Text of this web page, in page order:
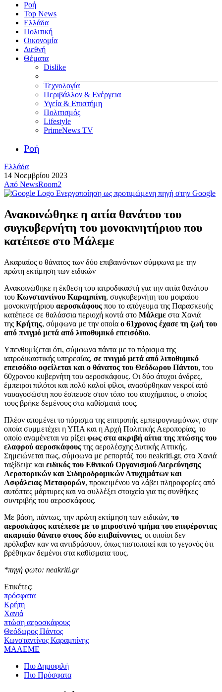
Ροή
Top News
Ελλάδα
Πολιτική
Οικονομία
Διεθνή
Θέματα
Dislike
Τεχνολογία
Περιβάλλον & Ενέργεια
Υγεία & Επιστήμη
Πολιτισμός
Lifestyle
PrimeNews TV
Ροή
Ελλάδα
14 Νοεμβρίου 2023
Από NewsRoom2
Ενεργοποίηση ως προτιμώμενη πηγή στην Google
Ανακοινώθηκε η αιτία θανάτου του
συγκυβερνήτη του μονοκινητήριου που
κατέπεσε στο Μάλεμε
Ακαριαίος ο θάνατος των δύο επιβαινόντων σύμφωνα με την
πρώτη εκτίμηση των ειδικών
Ανακοινώθηκε η έκθεση του ιατροδικαστή για την αιτία θανάτου
του Κωνσταντίνου Καραμπίνη, συγκυβερνήτη του μοιραίου
μονοκινητήριου αεροσκάφους που το απόγευμα της Παρασκευής
κατέπεσε σε θαλάσσια περιοχή κοντά στο Μάλεμε στα Χανιά
της Κρήτης, σύμφωνα με την οποία ο 61χρονος έχασε τη ζωή του
από πνιγμό μετά από λιποθυμικό επεισόδιο.
Υπενθυμίζεται ότι, σύμφωνα πάντα με το πόρισμα της
ιατροδικαστικής υπηρεσίας, σε πνιγμό μετά από λιποθυμικό
επεισόδιο οφείλεται και ο θάνατος του Θεόδωρου Πάντου, του
60χρονου κυβερνήτη του αεροσκάφους. Οι δύο άτυχοι άνδρες,
έμπειροι πιλότοι και πολύ καλοί φίλοι, ανασύρθηκαν νεκροί από
ναυαγοσώστη που έσπευσε στον τόπο του ατυχήματος, ο οποίος
τους βρήκε δεμένους στα καθίσματά τους.
Πλέον απομένει το πόρισμα της επιτροπής εμπειρογνωμόνων, στην
οποία συμμετέχει η ΥΠΑ και η Αρχή Πολιτικής Αεροπορίας, το
οποίο αναμένεται να ρίξει φως στα ακριβή αίτια της πτώσης του
ελαφρού αεροσκάφους της αερολέσχης Δυτικής Αττικής.
Σημειώνεται πως, σύμφωνα με ρεπορτάζ του neakriti.gr, στα Χανιά
ταξίδεψε και ειδικός του Εθνικού Οργανισμού Διερεύνησης
Αεροπορικών και Σιδηροδρομικών Ατυχημάτων και
Ασφάλειας Μεταφορών, προκειμένου να λάβει πληροφορίες από
αυτόπτες μάρτυρες και να συλλέξει στοιχεία για τις συνθήκες
συντριβής του αεροσκάφους.
Με βάση, πάντως, την πρώτη εκτίμηση των ειδικών, το
αεροσκάφος κατέπεσε με το μπροστινό τμήμα του επιφέροντας
ακαριαίο θάνατο στους δύο επιβαίνοντες, οι οποίοι δεν
πρόλαβαν καν να αντιδράσουν, όπως πιστοποιεί και το γεγονός ότι
βρέθηκαν δεμένοι στα καθίσματα τους.
*πηγή φωτο: neakriti.gr
Ετικέτες:
πρόσφατα
Κρήτη
Χανιά
πτώση αεροσκάφους
Θεόδωρος Πάντος
Κωνσταντίνος Καραμπίνης
ΜΑΛΕΜΕ
Πιο Δημοφιλή
Πιο Πρόσφατα